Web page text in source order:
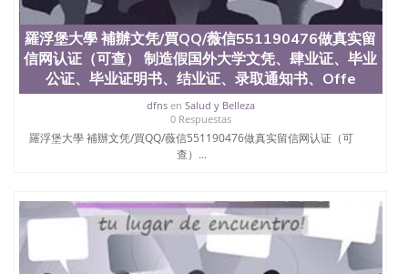
羅浮堡大學 補辦文凭/買QQ/薇信551190476做真实留
信网认证（可查） 制造假国外大学文凭、肆业证、毕业
公证、毕业证明书、结业证、录取通知书、Offe
dfnsen Salud y Belleza
0 Respuestas
羅浮堡大學 補辦文凭/買QQ/薇信551190476做真实留信网认证（可
查）...